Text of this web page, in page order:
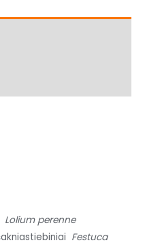
Lolium perenne
Festuca